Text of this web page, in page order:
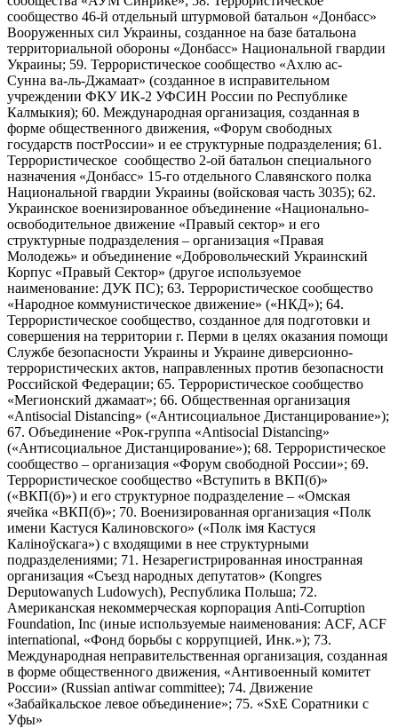
сообщество 46-й отдельный штурмовой батальон «Донбасс»
Вооруженных сил Украины, созданное на базе батальона
территориальной обороны «Донбасс» Национальной гвардии
Украины; 59. Террористическое сообщество «Ахлю ас-
Сунна ва-ль-Джамаат» (созданное в исправительном
учреждении ФКУ ИК-2 УФСИН России по Республике
Калмыкия); 60. Международная организация, созданная в
форме общественного движения, «Форум свободных
государств постРоссии» и ее структурные подразделения; 61.
Террористическое сообщество 2-ой батальон специального
назначения «Донбасс» 15-го отдельного Славянского полка
Национальной гвардии Украины (войсковая часть 3035); 62.
Украинское военизированное объединение «Национально-
освободительное движение «Правый сектор» и его
структурные подразделения – организация «Правая
Молодежь» и объединение «Добровольческий Украинский
Корпус «Правый Сектор» (другое используемое
наименование: ДУК ПС); 63. Террористическое сообщество
«Народное коммунистическое движение» («НКД»); 64.
Террористическое сообщество, созданное для подготовки и
совершения на территории г. Перми в целях оказания помощи
Службе безопасности Украины и Украине диверсионно-
террористических актов, направленных против безопасности
Российской Федерации; 65. Террористическое сообщество
«Мегионский джамаат»; 66. Общественная организация
«Antisocial Distancing» («Антисоциальное Дистанцирование»);
67. Объединение «Рок-группа «Antisocial Distancing»
(«Антисоциальное Дистанцирование»); 68. Террористическое
сообщество – организация «Форум свободной России»; 69.
Террористическое сообщество «Вступить в ВКП(б)»
(«ВКП(б)») и его структурное подразделение – «Омская
ячейка «ВКП(б)»; 70. Военизированная организация «Полк
имени Кастуся Калиновского» («Полк iмя Кастуся
Калiноўскага») с входящими в нее структурными
подразделениями; 71. Незарегистрированная иностранная
организация «Съезд народных депутатов» (Kongres
Deputowanych Ludowych), Республика Польша; 72.
Американская некоммерческая корпорация Anti-Corruption
Foundation, Inc (иные используемые наименования: ACF, ACF
international, «Фонд борьбы с коррупцией, Инк.»); 73.
Международная неправительственная организация, созданная
в форме общественного движения, «Антивоенный комитет
России» (Russian antiwar committee); 74. Движение
«Забайкальское левое объединение»; 75. «SxE Соратники с
Уфы»